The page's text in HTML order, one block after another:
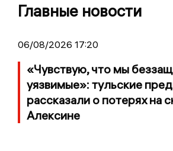
Главные новости
06/08/2026 17:20
«Чувствую, что мы
уязвимые»: тульские
рассказали о потерях на
Алексине